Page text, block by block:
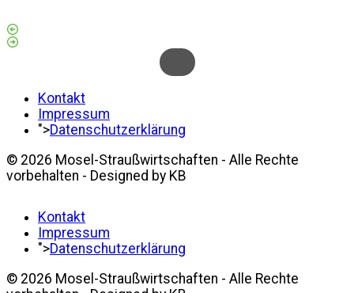
Kontakt
Impressum
">Datenschutzerklärung
© 2026 Mosel-Straußwirtschaften - Alle Rechte
vorbehalten - Designed by KB
Kontakt
Impressum
">Datenschutzerklärung
© 2026 Mosel-Straußwirtschaften - Alle Rechte